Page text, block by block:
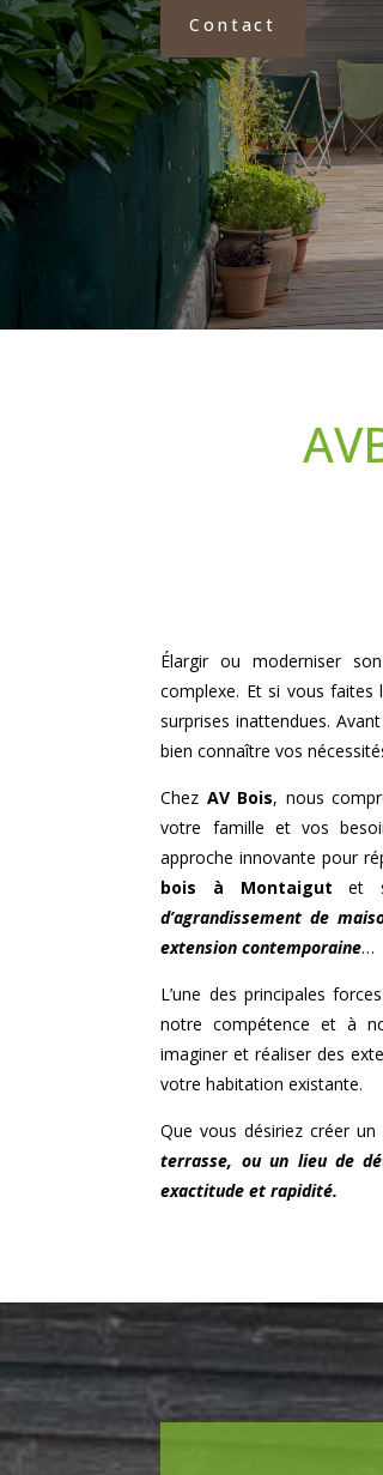
Contact
Élargir ou moderniser
complexe. Et si vous faites
surprises inattendues.
bien connaître vos
Chez AV Bois, nous
votre famille et vos
approche innovante pour
bois à
Montaigut et
d’agrandissement de
extension contemporaine…
L’une des principales
notre compétence et à
imaginer et réaliser des
votre habitation existante.
Que vous désiriez créer un
terrasse, ou un lieu de
exactitude et rapidité.